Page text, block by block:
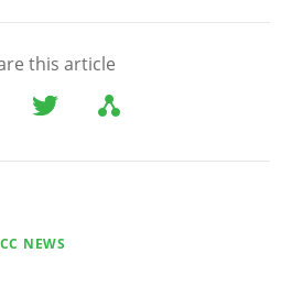
this article
NEWS